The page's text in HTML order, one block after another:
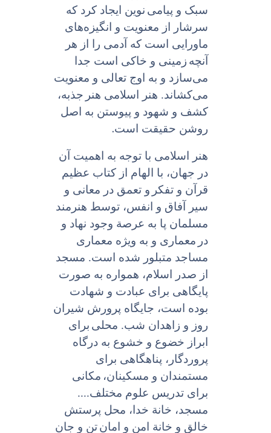
سبک و پیامى نوین ایجاد کرد که
سرشار از معنویت و انگیزه‌هاى
ماورایى است که آدمى را از هر
آنچه زمینى و خاکى است جدا
می‌سازد و به اوج تعالى و معنویت
می‌کشاند. هنر اسلامى هنر جذبه،
کشف و شهود و پیوستن به اصل
روشن حقیقت است.
هنر اسلامى با توجه به اهمیت آن
در جهان، با الهام از کتاب عظیم
قرآن و تفکر و تعمق در معانى و
سیر آفاق و انفس، توسط هنرمند
مسلمان پا به عرصة وجود نهاد و
در معمارى و به ویژه معمارى
مساجد متبلور شده است. مسجد
از صدر اسلام، همواره به صورت
پایگاهی براى عبادت و شهادت
بوده است، جایگاه پرورش شیران
روز و زاهدان شب. محلى برای
ابراز خضوع و خشوع به درگاه
پروردگار، پناهگاهى براى
مستمندان و مسکینان، مکانی
براى تدریس علوم مختلف....
مسجد، خانة خدا، محل پرستش
خالق و خانة امن و امانتن و جان